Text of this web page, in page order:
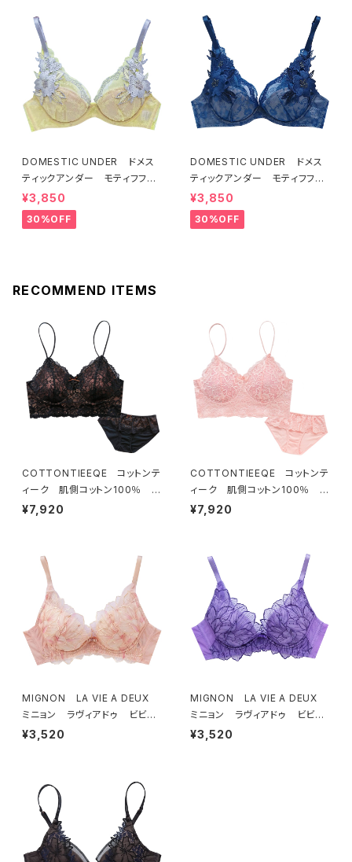
DOMESTIC UNDER ドメス
ティックアンダー モティフフル
ール ブラジャー（レモネード）
D2255 送料無料
¥3,850
30%OFF
DOMESTIC UNDER ドメス
ティックアンダー モティフフル
ール ブラジャー（ブルー）D22
55
¥3,850
30%OFF
RECOMMEND ITEMS
COTTONTIEEQE コットンテ
ィーク 肌側コットン100％ ソ
フトブラ ＆ ショーツセット（ブラ
¥7,920
COTTONTIEEQE コットンテ
ィーク 肌側コットン100％ ソ
フトブラ ＆ ショーツセット（ピー
¥7,920
MIGNON LA VIE A DEUX
ミニョン ラヴィアドゥ ビビア
ーナ ブラジャー（ピーチ）M20
¥3,520
MIGNON LA VIE A DEUX
ミニョン ラヴィアドゥ ビビア
ーナ ブラジャー（ヴィオレッタ）
¥3,520